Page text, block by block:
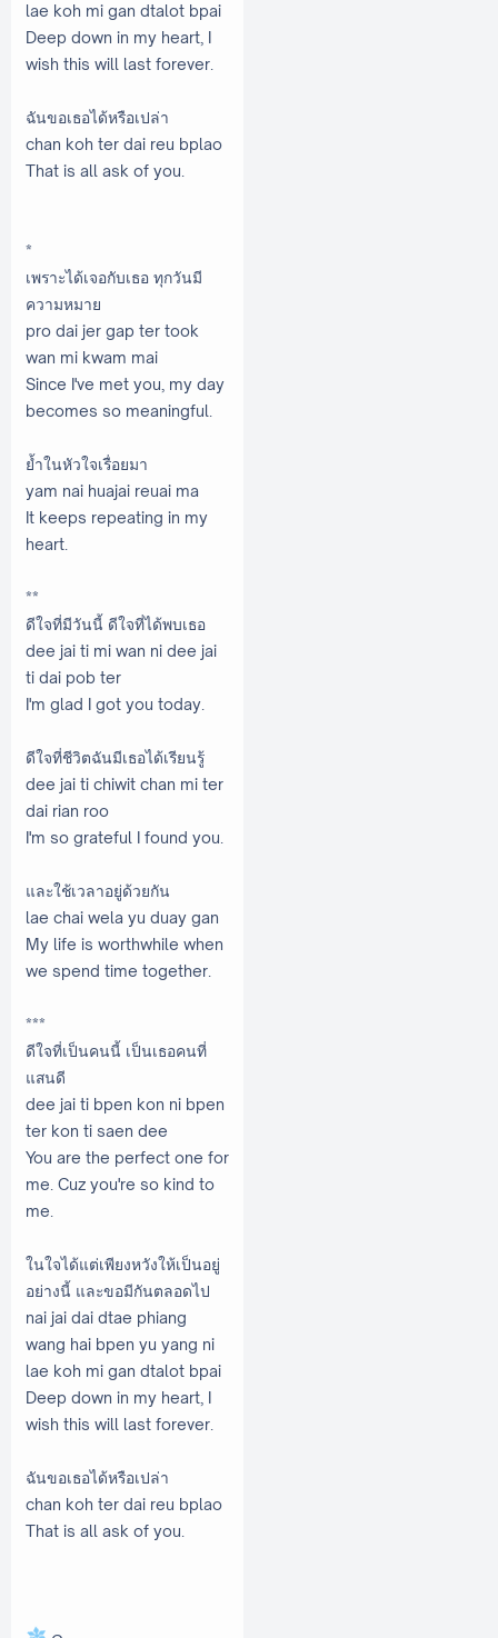
lae koh mi gan dtalot bpai
Deep down in my heart, I
wish this will last forever.
ฉันขอเธอได้หรือเปล่า
chan koh ter dai reu bplao
That is all ask of you.
*
เพราะได้เจอกับเธอ ทุกวันมี
ความหมาย
pro dai jer gap ter took
wan mi kwam mai
Since I've met you, my day
becomes so meaningful.
ย้ำในหัวใจเรื่อยมา
yam nai huajai reuai ma
It keeps repeating in my
heart.
**
ดีใจที่มีวันนี้ ดีใจที่ได้พบเธอ
dee jai ti mi wan ni dee jai
ti dai pob ter
I'm glad I got you today.
ดีใจที่ชีวิตฉันมีเธอได้เรียนรู้
dee jai ti chiwit chan mi ter
dai rian roo
I'm so grateful I found you.
และใช้เวลาอยู่ด้วยกัน
lae chai wela yu duay gan
My life is worthwhile when
we spend time together.
***
ดีใจที่เป็นคนนี้ เป็นเธอคนที่
แสนดี
dee jai ti bpen kon ni bpen
ter kon ti saen dee
You are the perfect one for
me. Cuz you're so kind to
me.
ในใจได้แต่เพียงหวังให้เป็นอยู่
อย่างนี้ และขอมีกันตลอดไป
nai jai dai dtae phiang
wang hai bpen yu yang ni
lae koh mi gan dtalot bpai
Deep down in my heart, I
wish this will last forever.
ฉันขอเธอได้หรือเปล่า
chan koh ter dai reu bplao
That is all ask of you.